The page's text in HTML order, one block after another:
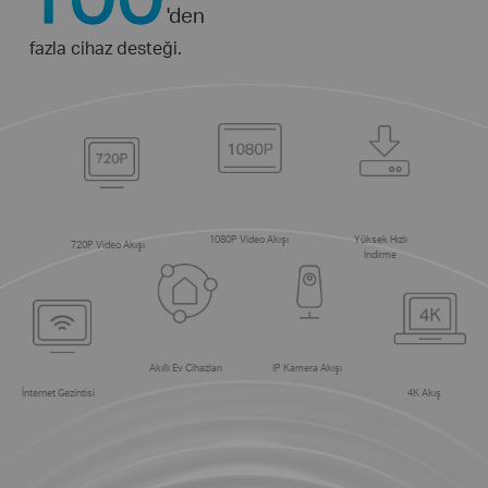
'den
fazla cihaz desteği.
İnternet Gezintisi
720P Video Akışı
Akıllı Ev Cihazları
1080P Video Akışı
IP Kamera Akışı
4K Akış
Yüksek Hızlı
İndirme